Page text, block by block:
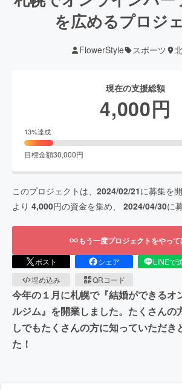
を広めるプロジ
FlowerStyle スポーツ
現在の支援総額
4,000円
13%達成
目標金額30,000円
このプロジェクトは、 2024/02/21に募集を
より 4,000円の資金を集め、 2024/04/30に
もう一度プロジェクトをやっ
ポスト シェア LINEで
埋め込み
QRコード
今年の１月に札幌で『結婚ができるオ
ルジム』を開業しました。たくさんの
しでもたくさんの方に知っていただき
た！